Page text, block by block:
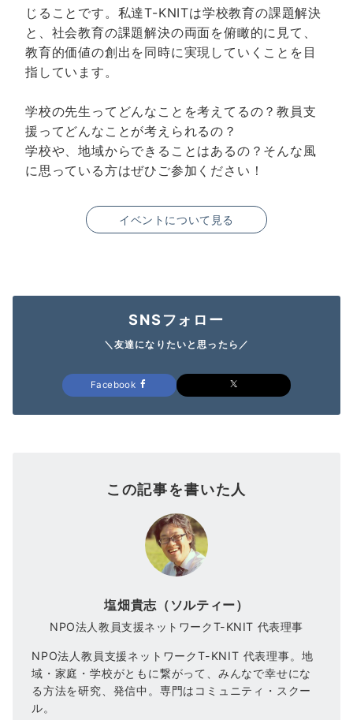
じることです。私達T-KNITは学校教育の課題解決
と、社会教育の課題解決の両面を俯瞰的に見て、
教育的価値の創出を同時に実現していくことを目
指しています。
学校の先生ってどんなことを考えてるの？教員支
援ってどんなことが考えられるの？
学校や、地域からできることはあるの？そんな風
に思っている方はぜひご参加ください！
イベントについて見る
SNSフォロー
＼友達になりたいと思ったら／
Facebook
この記事を書いた人
塩畑貴志（ソルティー）
NPO法人教員支援ネットワークT-KNIT 代表理事
NPO法人教員支援ネットワークT-KNIT 代表理事。地
域・家庭・学校がともに繋がって、みんなで幸せにな
る方法を研究、発信中。専門はコミュニティ・スクー
ル。